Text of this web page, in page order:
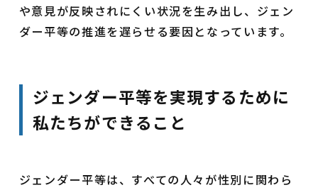
や意見が反映されにくい状況を生み出し、ジェン
ダー平等の推進を遅らせる要因となっています。
ジェンダー平等を実現するために
私たちができること
ジェンダー平等は、すべての人々が性別に関わら